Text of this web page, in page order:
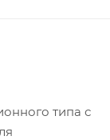
типа с